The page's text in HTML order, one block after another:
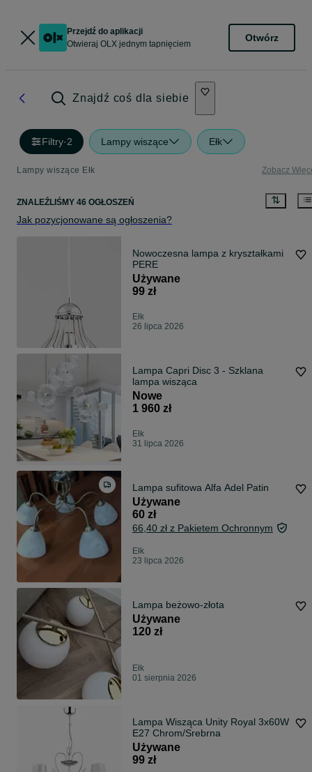
Przejdź do aplikacji
Otwieraj OLX jednym tapnięciem
Otwórz
Znajdź coś dla siebie
Filtry·2 Lampy wiszące Ełk
Lampy wiszące Ełk Zobacz
ZNALEŹLIŚMY 46 OGŁOSZEŃ
Jak pozycjonowane są ogłoszenia?
Nowoczesna lampa z kryształkami
PERE
Używane
99 zł
Ełk
26 lipca 2026
Lampa Capri Disc 3 - Szklana
lampa wisząca
Nowe
1 960 zł
Ełk
31 lipca 2026
Lampa sufitowa Alfa Adel Patin
Używane
60 zł
66,40 zł z Pakietem Ochronnym
Ełk
23 lipca 2026
Lampa beżowo-złota
Używane
120 zł
Ełk
01 sierpnia 2026
Lampa Wisząca Unity Royal 3x60W
E27 Chrom/Srebrna
Używane
99 zł